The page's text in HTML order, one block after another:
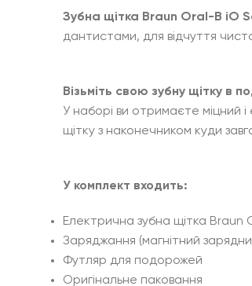
Зубна щітка Braun Oral-B iO
дантистами, для відчуття
Візьміть свою зубну щітку в
У наборі ви отримаєте міцний
щітку з наконечником куди
У комплект входить:
Електрична зубна щітка Braun
Заряджання (магнітний
Футляр для подорожей
Оригінальне паковання